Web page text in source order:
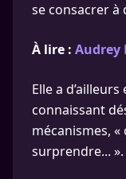
se consacrer à
À lire : Audrey
Elle a
connaissant
mécanismes,
surprendre... ».